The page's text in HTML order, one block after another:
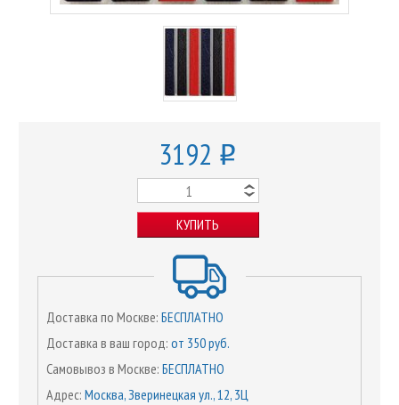
3192 o
КУПИТЬ
Доставка по Москве: БЕСПЛАТНО
Доставка в ваш город: от 350 руб.
Самовывоз в Москве: БЕСПЛАТНО
Адрес: Москва, Зверинецкая ул., 12, 3Ц